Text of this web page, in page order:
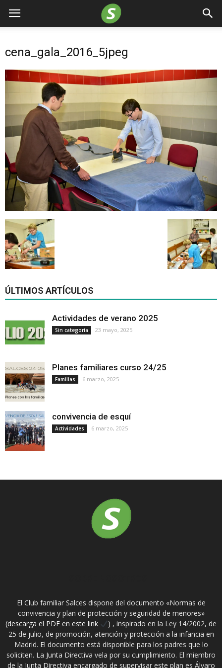
cena_gala_2016_5jpeg
ÚLTIMOS ARTÍCULOS
Actividades de verano 2025
Sin categoría 23 mayo, 2025
Planes familiares curso 24/25
Familias 6 marzo, 2025
convivencia de esquí
Actividades 6 marzo, 2025
El Club familiar Salces dispone del documento «Normas de
convivencia y plan de protección y seguridad de menores»
(descarga el PDF en este link
) , inspirado en la Ley 14/2002, de
25 de julio, de promoción, atención y protección a la infancia en
Madrid. El documento está disponible para los padres que lo
soliciten. La Junta Directiva vela por su cumplimiento. El miembro
de la Junta Directiva encargado de supervisar este plan es Álvaro